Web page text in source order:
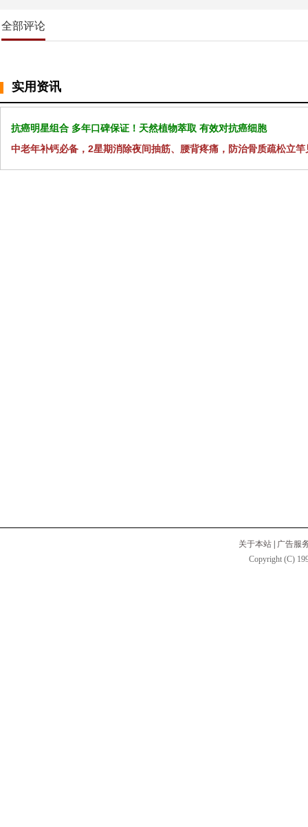
全部评论
实用资讯
抗癌明星组合 多年口碑保证！天然植物萃取 有效对抗癌细胞
中老年补钙必备，2星期消除夜间抽筋、腰背疼痛，防治骨质疏松立竿
关于本站
广告服
Copyright (C)